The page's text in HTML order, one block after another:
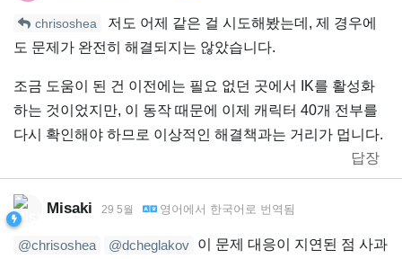
chrisoshea
저도 어제 같은 걸 시도해봤는데, 제 경우에
도 문제가 완전히 해결되지는 않았습니다.
조금 도움이 된 건 이전에는 필요 없던 곳에서 IK를 활성화
하는 것이었지만, 이 동작 때문에 이제 캐릭터 40개 전부를
다시 확인해야 하므로 이상적인 해결책과는 거리가 멉니다.
답장
Misaki 29 5월 영어 에서 한국어 로 번역됨
@chrisoshea @dcheglakov 이 문제 대응이 지연된 점 사과